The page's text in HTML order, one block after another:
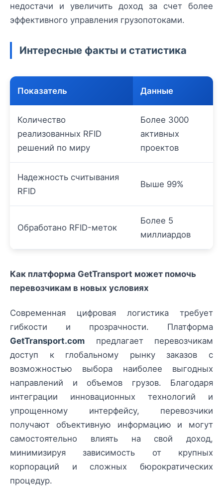
недостачи и увеличить доход за счет более
эффективного управления грузопотоками.
Интересные факты и статистика
Показатель Данные
Количество
реализованных RFID
решений по миру
Более 3000
активных
проектов
Надежность считывания
RFID
Выше 99%
Обработано RFID-меток
Более 5
миллиардов
Как платформа GetTransport может помочь
перевозчикам в новых условиях
Современная цифровая логистика требует
гибкости и прозрачности. Платформа
GetTransport.com предлагает перевозчикам
доступ к глобальному рынку заказов с
возможностью выбора наиболее выгодных
направлений и объемов грузов. Благодаря
интеграции инновационных технологий и
упрощенному интерфейсу, перевозчики
получают объективную информацию и могут
самостоятельно влиять на свой доход,
минимизируя зависимость от крупных
корпораций и сложных бюрократических
процедур.